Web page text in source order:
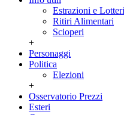
Estrazioni e
Ritiri Alimentari
Scioperi
+
Personaggi
Politica
Elezioni
+
Osservatorio Prezzi
Esteri